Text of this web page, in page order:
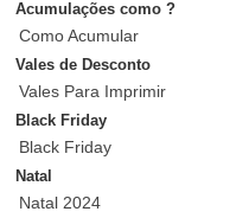
Acumulações como ?
Como Acumular
Vales de Desconto
Vales Para Imprimir
Black Friday
Black Friday
Natal
Natal 2024